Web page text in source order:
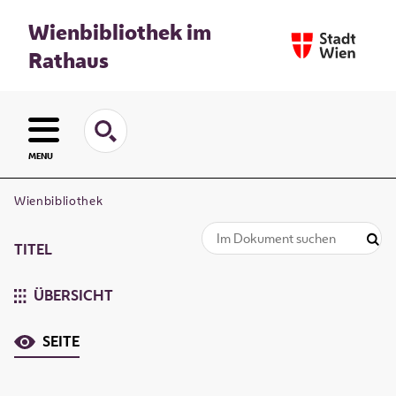
Wienbibliothek im
Rathaus
MENU
Wienbibliothek
TITEL
ÜBERSICHT
SEITE